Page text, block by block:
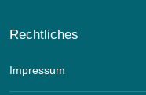
Rechtliches
Impressum